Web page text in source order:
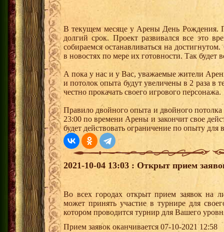
В текущем месяце у Арены День Рождения.
долгий срок. Проект развивался все это
собираемся останавливаться на
в новостях по мере их готовности. Так будет
А пока у нас и у Вас, уважаемые жители
и потолок опыта будут увеличены в 2 раза в
честно прокачать своего игрового персонажа.
Правило двойного опыта и двойного потолка
23:00 по времени Арены и закончит свое
будет действовать ограничение по опыту
2021-10-04 13:03 : Открыт прием
Во всех городах открыт прием заявок на
может принять участие в турнире для
котором проводится турнир для Вашего
Прием заявок оканчивается 07-10-2021 12:58